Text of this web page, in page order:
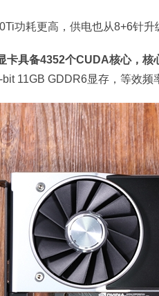
功耗更高，供电也从8+6针升
卡具备4352个CUDA核心，
bit 11GB GDDR6显存，等效